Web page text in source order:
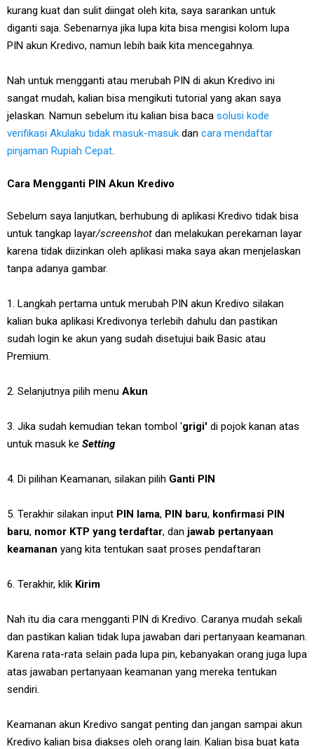
kurang kuat dan sulit diingat oleh kita, saya sarankan untuk
diganti saja. Sebenarnya jika lupa kita bisa mengisi kolom lupa
PIN akun Kredivo, namun lebih baik kita mencegahnya.
Nah untuk mengganti atau merubah PIN di akun Kredivo ini
sangat mudah, kalian bisa mengikuti tutorial yang akan saya
jelaskan. Namun sebelum itu kalian bisa baca solusi kode
verifikasi Akulaku tidak masuk-masuk dan cara mendaftar
pinjaman Rupiah Cepat.
Cara Mengganti PIN Akun Kredivo
Sebelum saya lanjutkan, berhubung di aplikasi Kredivo tidak bisa
untuk tangkap layar/screenshot dan melakukan perekaman layar
karena tidak diizinkan oleh aplikasi maka saya akan menjelaskan
tanpa adanya gambar.
1. Langkah pertama untuk merubah PIN akun Kredivo silakan
kalian buka aplikasi Kredivonya terlebih dahulu dan pastikan
sudah login ke akun yang sudah disetujui baik Basic atau
Premium.
2. Selanjutnya pilih menu Akun
3. Jika sudah kemudian tekan tombol 'grigi' di pojok kanan atas
untuk masuk ke Setting
4. Di pilihan Keamanan, silakan pilih Ganti PIN
5. Terakhir silakan input PIN lama, PIN baru, konfirmasi PIN
baru, nomor KTP yang terdaftar, dan jawab pertanyaan
keamanan yang kita tentukan saat proses pendaftaran
6. Terakhir, klik Kirim
Nah itu dia cara mengganti PIN di Kredivo. Caranya mudah sekali
dan pastikan kalian tidak lupa jawaban dari pertanyaan keamanan.
Karena rata-rata selain pada lupa pin, kebanyakan orang juga lupa
atas jawaban pertanyaan keamanan yang mereka tentukan
sendiri.
Keamanan akun Kredivo sangat penting dan jangan sampai akun
Kredivo kalian bisa diakses oleh orang lain. Kalian bisa buat kata